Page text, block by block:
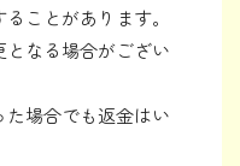
ことがあります。
となる場合がござい
た場合でも返金はい